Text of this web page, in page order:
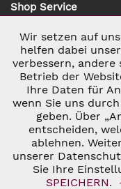
Shop Service
Zahlung & Versand
* ALLE PREISE
VERSANDKOSTEN UND
© 2026 C&D
Notwendig
Marketing
Tracking
Personalisierung
Wir setzen auf
helfen dabei
verbessern,
Betrieb der
Ihre Daten für
wenn Sie uns
geben. Über
entscheiden,
ablehnen.
unserer
Sie Ihre
SPEICHERN.